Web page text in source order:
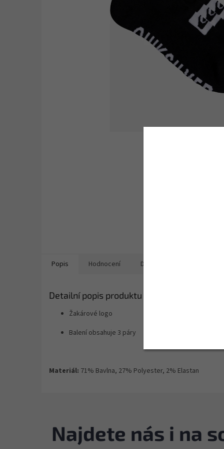
Popis Hodnocení Diskuze
Detailní popis produktu
Žakárové logo
Balení obsahuje 3 páry
Materiál: 71% Bavlna, 27% Polyester, 2% Elastan
Najdete nás i na